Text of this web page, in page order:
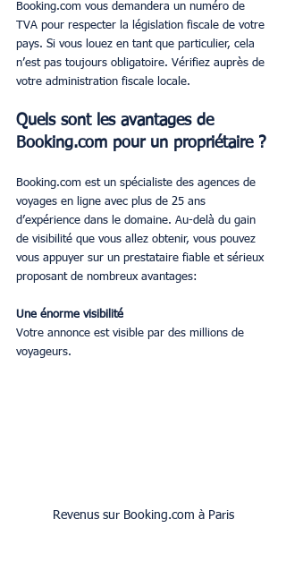
Booking.com vous demandera un numéro de
TVA pour respecter la législation fiscale de votre
pays. Si vous louez en tant que particulier, cela
n’est pas toujours obligatoire. Vérifiez auprès de
votre administration fiscale locale.
Quels sont les avantages de
Booking.com pour un propriétaire ?
Booking.com est un spécialiste des agences de
voyages en ligne avec plus de 25 ans
d’expérience dans le domaine. Au-delà du gain
de visibilité que vous allez obtenir, vous pouvez
vous appuyer sur un prestataire fiable et sérieux
proposant de nombreux avantages:
Une énorme visibilité
Votre annonce est visible par des millions de
voyageurs.
Revenus sur Booking.com à Paris